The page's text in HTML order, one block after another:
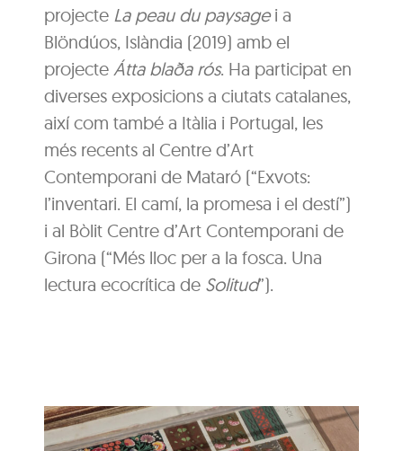
projecte La peau du paysagei a
Blöndúos, Islàndia (2019) amb el
projecte Átta blaða rós. Ha participat en
diverses exposicions a ciutats catalanes,
així com també a Itàlia i Portugal, les
més recents al Centre d’Art
Contemporani de Mataró (“Exvots:
l’inventari. El camí, la promesa i el destí”)
i al Bòlit Centre d’Art Contemporani de
Girona (“Més lloc per a la fosca. Una
lectura ecocrítica de Solitud”).